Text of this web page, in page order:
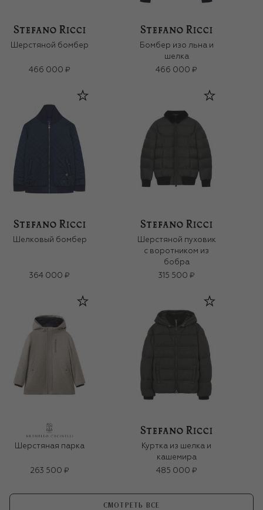
Шерстяной бомбер
466 000 ₽
Бомбер изо льна и
шелка
466 000 ₽
Шелковый бомбер
364 000 ₽
Шерстяной пуховик
с воротником из
бобра
315 500 ₽
Шерстяная парка
263 500 ₽
Куртка из шелка и
кашемира
485 000 ₽
СМОТРЕТЬ ВСЕ